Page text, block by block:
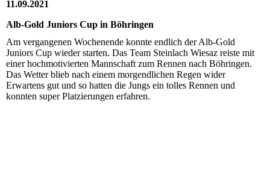
11.09.2021
Alb-Gold Juniors Cup in Böhringen
Am vergangenen Wochenende konnte endlich der Alb-Gold
Juniors Cup wieder starten. Das Team Steinlach Wiesaz reiste mit
einer hochmotivierten Mannschaft zum Rennen nach Böhringen.
Das Wetter blieb nach einem morgendlichen Regen wider
Erwartens gut und so hatten die Jungs ein tolles Rennen und
konnten super Platzierungen erfahren.